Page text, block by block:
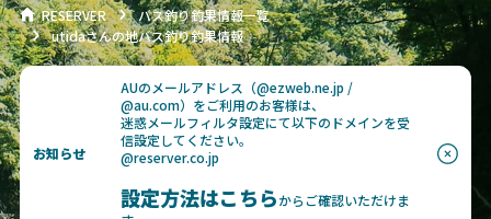
RESERVER
バス釣り釣果情報一覧
utidaさんの地バス釣り釣果情報
お知らせ
AUのメールアドレス（@ezweb.ne.jp /
@au.com）をご利用のお客様は、
迷惑メールフィルタ設定にて以下のドメインを受
信設定してください。
@reserver.co.jp
設定方法はこちらからご確認いただけま